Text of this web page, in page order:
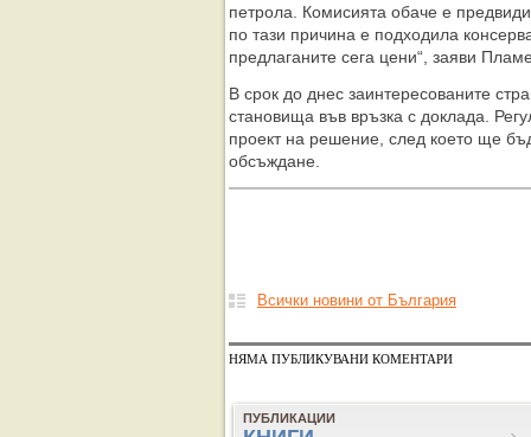
петрола. Комисията обаче е
по тази причина е подходила
предлаганите сега цени“, заяви
В срок до днес заинтересованите
становища във връзка с доклада.
проект на решение, след което ще
обсъждане.
Всички новини от България
НЯМА ПУБЛИКУВАНИ КОМЕНТАРИ
ПУБЛИКАЦИИ